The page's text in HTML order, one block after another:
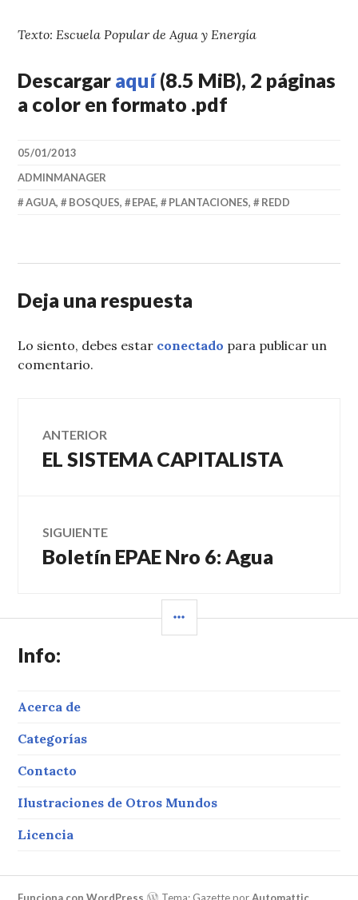
Texto: Escuela Popular de Agua y Energía
Descargar aquí(8.5 MiB), 2 páginas
a color en formato .pdf
05/01/2013
ADMINMANAGER
AGUA, BOSQUES, EPAE, PLANTACIONES, REDD
Deja una respuesta
Lo siento, debes estar conectado para publicar un
comentario.
Navegación
de
ANTERIOR
Entrada
EL SISTEMA CAPITALISTA
SIGUIENTE
Entrada
Boletín EPAE Nro 6: Agua
LATERAL
Info:
Acerca de
Categorías
Contacto
Ilustraciones de Otros Mundos
Licencia
Funciona con WordPress Tema: Gazette por Automattic